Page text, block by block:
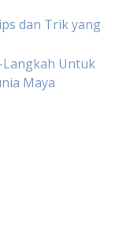
dan Trik yang
Untuk
Maya